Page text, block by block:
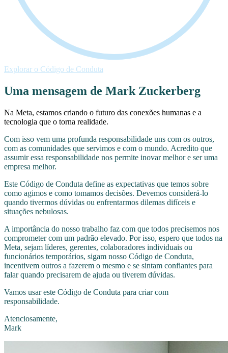
Explorar o Código de Conduta
Uma mensagem de Mark Zuckerberg
Na Meta, estamos criando o futuro das conexões humanas e a
tecnologia que o torna realidade.
Com isso vem uma profunda responsabilidade uns com os outros,
com as comunidades que servimos e com o mundo. Acredito que
assumir essa responsabilidade nos permite inovar melhor e ser uma
empresa melhor.
Este Código de Conduta define as expectativas que temos sobre
como agimos e como tomamos decisões. Devemos considerá-lo
quando tivermos dúvidas ou enfrentarmos dilemas difíceis e
situações nebulosas.
A importância do nosso trabalho faz com que todos precisemos nos
comprometer com um padrão elevado. Por isso, espero que todos na
Meta, sejam líderes, gerentes, colaboradores individuais ou
funcionários temporários, sigam nosso Código de Conduta,
incentivem outros a fazerem o mesmo e se sintam confiantes para
falar quando precisarem de ajuda ou tiverem dúvidas.
Vamos usar este Código de Conduta para criar com
responsabilidade.
Atenciosamente,
Mark